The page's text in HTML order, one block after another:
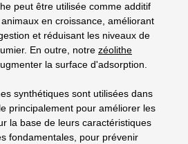
peut être utilisée comme additif
en croissance, améliorant
et réduisant les niveaux de
En outre, notre zéolithe
la surface d'adsorption.
synthétiques sont utilisées dans
principalement pour améliorer les
la base de leurs caractéristiques
fondamentales, pour prévenir